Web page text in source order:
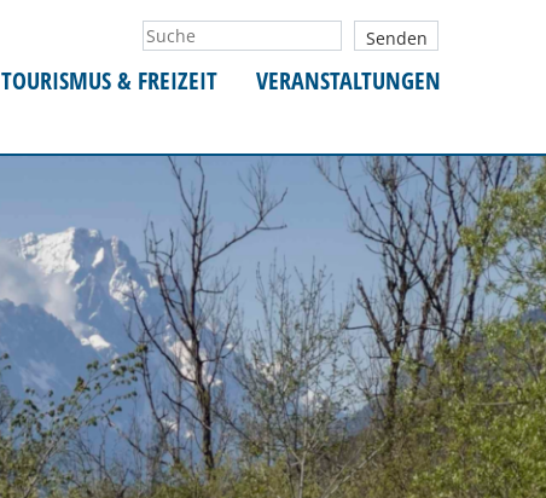
TOURISMUS & FREIZEIT VERANSTALTUNGEN